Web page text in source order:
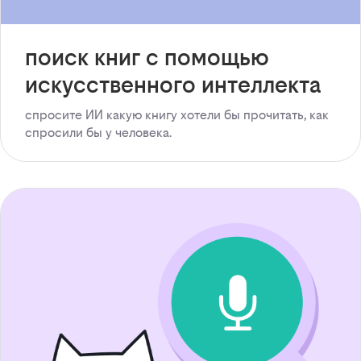
поиск книг с помощью
искусственного интеллекта
спросите ИИ какую книгу хотели бы прочитать, как
спросили бы у человека.